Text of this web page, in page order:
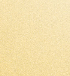
商品名
アルコール分